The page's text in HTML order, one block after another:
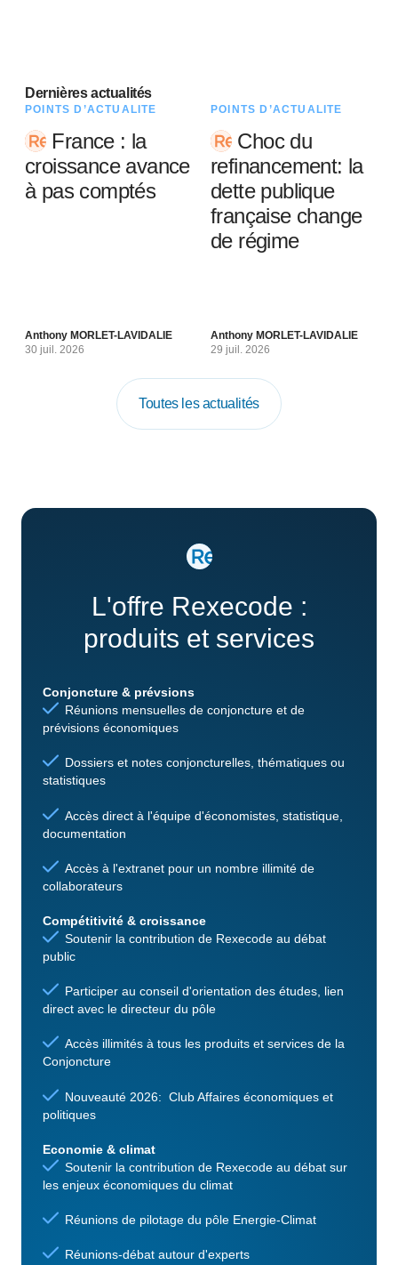
Dernières actualités
POINTS D’ACTUALITÉ
France : la
croissance avance
à pas comptés
Anthony MORLET-LAVIDALIE
30 juil. 2026
POINTS D’ACTUALITÉ
Choc du
refinancement: la
dette publique
française change
de régime
Anthony MORLET-LAVIDALIE
29 juil. 2026
Toutes les actualités
L'offre Rexecode :
produits et services
Conjoncture & prévsions
Réunions mensuelles de conjoncture et de
prévisions économiques
Dossiers et notes conjoncturelles, thématiques ou
statistiques
Accès direct à l'équipe d'économistes, statistique,
documentation
Accès à l'extranet pour un nombre illimité de
collaborateurs
Compétitivité & croissance
Soutenir la contribution de Rexecode au débat
public
Participer au conseil d'orientation des études, lien
direct avec le directeur du pôle
Accès illimités à tous les produits et services de la
Conjoncture
Nouveauté 2026: Club Affaires économiques et
politiques
Economie & climat
Soutenir la contribution de Rexecode au débat sur
les enjeux économiques du climat
Réunions de pilotage du pôle Energie-Climat
Réunions-débat autour d'experts